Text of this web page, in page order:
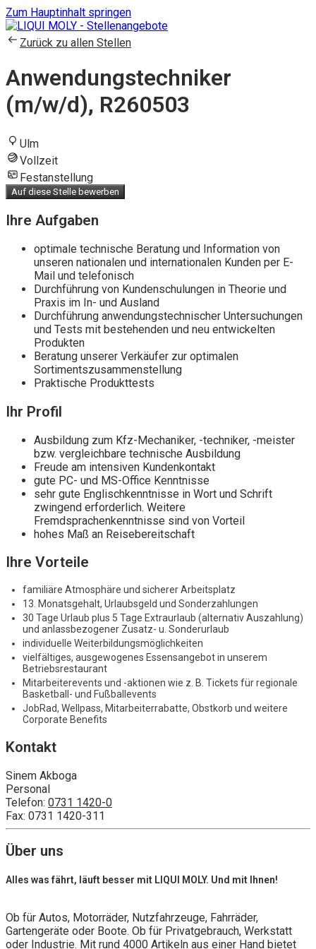
Zum Hauptinhalt springen
Zurück zu allen Stellen
Anwendungstechniker
(m/w/d), R260503
Ulm
Vollzeit
Festanstellung
Auf diese Stelle bewerben
Ihre Aufgaben
optimale technische Beratung und Information von
unseren nationalen und internationalen Kunden per E-
Mail und telefonisch
Durchführung von Kundenschulungen in Theorie und
Praxis im In- und Ausland
Durchführung anwendungstechnischer Untersuchungen
und Tests mit bestehenden und neu entwickelten
Produkten
Beratung unserer Verkäufer zur optimalen
Sortimentszusammenstellung
Praktische Produkttests
Ihr Profil
Ausbildung zum Kfz-Mechaniker, -techniker, -meister
bzw. vergleichbare technische Ausbildung
Freude am intensiven Kundenkontakt
gute PC- und MS-Office Kenntnisse
sehr gute Englischkenntnisse in Wort und Schrift
zwingend erforderlich. Weitere
Fremdsprachenkenntnisse sind von Vorteil
hohes Maß an Reisebereitschaft
Ihre Vorteile
familiäre Atmosphäre und sicherer Arbeitsplatz
13. Monatsgehalt, Urlaubsgeld und Sonderzahlungen
30 Tage Urlaub plus 5 Tage Extraurlaub (alternativ Auszahlung)
und anlassbezogener Zusatz- u. Sonderurlaub
individuelle Weiterbildungsmöglichkeiten
vielfältiges, ausgewogenes Essensangebot in unserem
Betriebsrestaurant
Mitarbeiterevents und -aktionen wie z. B. Tickets für regionale
Basketball- und Fußballevents
JobRad, Wellpass, Mitarbeiterrabatte, Obstkorb und weitere
Corporate Benefits
Kontakt
Sinem Akboga
Personal
Telefon: 0731 1420-0
Fax: 0731 1420-311
Über uns
Alles was fährt, läuft besser mit LIQUI MOLY. Und mit Ihnen!
Ob für Autos, Motorräder, Nutzfahrzeuge, Fahrräder,
Gartengeräte oder Boote. Ob für Privatgebrauch, Werkstatt
oder Industrie. Mit rund 4000 Artikeln aus einer Hand bietet